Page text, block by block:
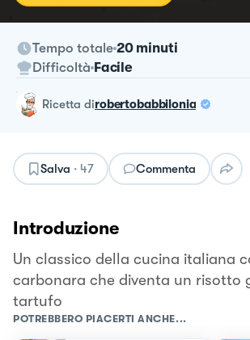
Tempo totale 20 minuti
Difficoltà Facile
ricetta dirobertobabbilonia
Salva · 47 Commenta
Introduzione
Un classico della cucina italiana
carbonara che diventa un risotto
tartufo
POTREBBERO PIACERTI ANCHE...